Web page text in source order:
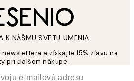
K NÁŠMU SVETU UMENIA
a získajte 15% zľavu na
pri ďalšom nákupe.